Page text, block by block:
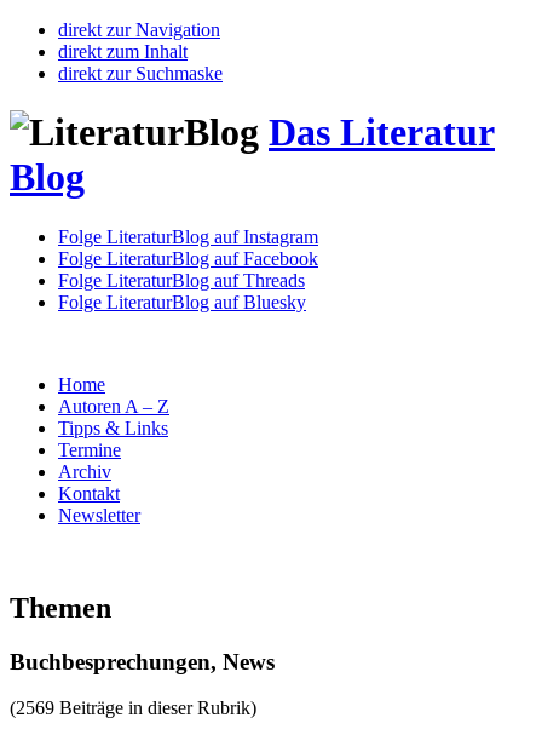
direkt zur Navigation
direkt zum Inhalt
direkt zur Suchmaske
Das Literatur
Blog
Folge LiteraturBlog auf Instagram
Folge LiteraturBlog auf Facebook
Folge LiteraturBlog auf Threads
Folge LiteraturBlog auf Bluesky
Home
Autoren A – Z
Tipps & Links
Termine
Archiv
Kontakt
Newsletter
Themen
Buchbesprechungen, News
(2569 Beiträge in dieser Rubrik)